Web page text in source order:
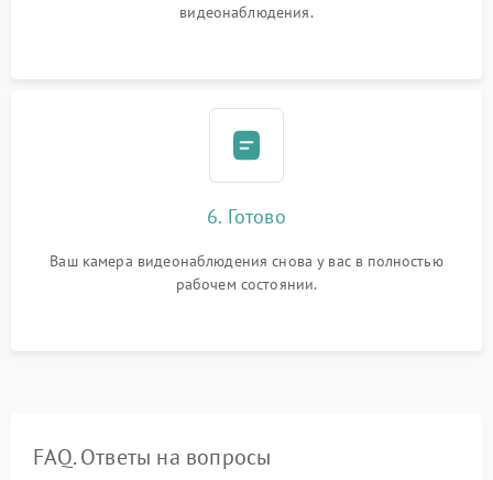
видеонаблюдения.
6. Готово
Ваш камера видеонаблюдения снова у вас в полностью
рабочем состоянии.
FAQ. Ответы на вопросы